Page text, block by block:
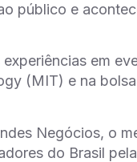
público e
em
(MIT) e na
Negócios, o
do Brasil